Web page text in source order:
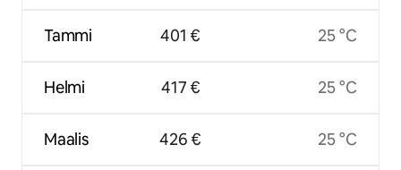
Tammi
Helmi
Maalis
401 €
417 €
426 €
25 °C
25 °C
25 °C